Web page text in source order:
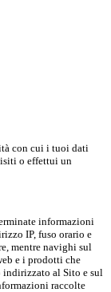
con cui i tuoi dati
o effettui un
informazioni
IP, fuso orario e
mentre navighi sul
e i prodotti che
al Sito e sul
raccolte